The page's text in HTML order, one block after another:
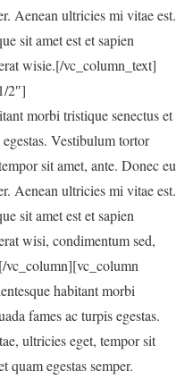
Aenean ultricies mi vitae est.
sit amet est et sapien
wisie.[/vc_column_text]
2″]
morbi tristique senectus et
Vestibulum tortor
sit amet, ante. Donec eu
Aenean ultricies mi vitae est.
sit amet est et sapien
wisi, condimentum sed,
vc_column][vc_column
habitant morbi
fames ac turpis egestas.
ultricies eget, tempor sit
quam egestas semper.